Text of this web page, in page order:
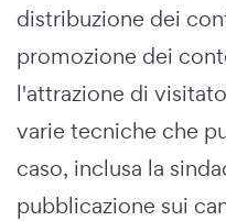
distribuzione dei
promozione dei
l'attrazione di
varie tecniche che
caso, inclusa la
pubblicazione sui